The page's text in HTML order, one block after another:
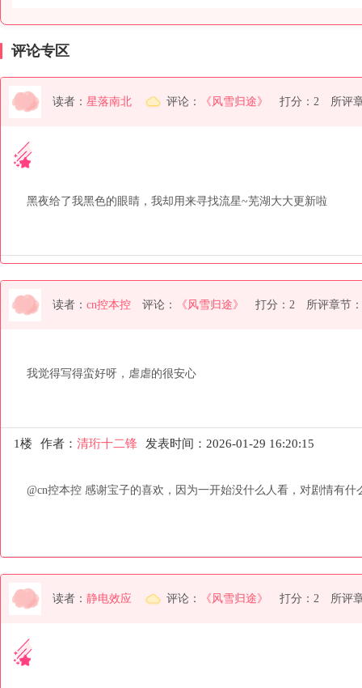
评论专区
读者： 星落南北 评论： 《风雪归途》 打分：2 所评
黑夜给了我黑色的眼睛，我却用来寻找流星~芜湖大大更新啦
读者： cn控本控 评论： 《风雪归途》 打分：2 所评章节：
我觉得写得蛮好呀，虐虐的很安心
1楼 作者： 清珩十二锋 发表时间：2026-01-29 16:20:15
@cn控本控 感谢宝子的喜欢，因为一开始没什么人看，对剧情有
读者： 静电效应 评论： 《风雪归途》 打分：2 所评